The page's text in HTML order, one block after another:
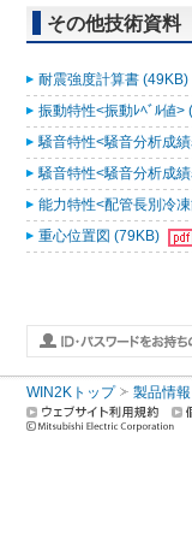
その他技術資料
耐震強度計算書 (49KB)
振動特性<振動ﾚﾍﾞﾙ値>
騒音特性<騒音分析成
騒音特性<騒音分析成
能力特性<配管長別冷
重心位置図 (79KB)
WIN2Kトップ 製品情報